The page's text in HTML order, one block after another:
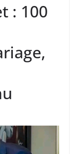
: 100